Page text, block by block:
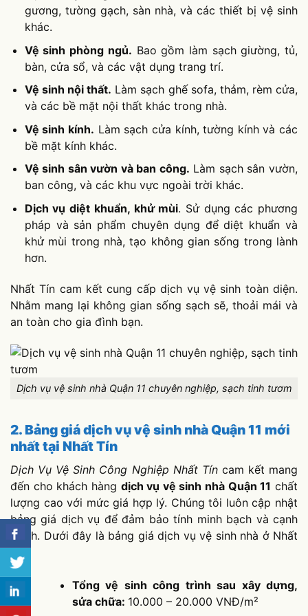
gương, tường gạch, sàn nhà, và các thiết bị vệ sinh
khác.
Vệ sinh phòng ngủ. Bao gồm làm sạch giường, tủ,
bàn, cửa sổ, và các vật dụng trang trí.
Vệ sinh nội thất. Làm sạch ghế sofa, thảm, rèm cửa,
và các bề mặt nội thất khác trong nhà.
Vệ sinh kính. Làm sạch cửa kính, tường kính và các
bề mặt kính khác.
Vệ sinh sân vườn và ban công. Làm sạch sân vườn,
ban công, và các khu vực ngoài trời khác.
Dịch vụ diệt khuẩn, khử mùi. Sử dụng các phương
pháp và sản phẩm chuyên dụng để diệt khuẩn và
khử mùi trong nhà, tạo không gian sống trong lành
hơn.
Nhất Tín cam kết cung cấp dịch vụ vệ sinh toàn diện.
Nhằm mang lại không gian sống sạch sẽ, thoải mái và
an toàn cho gia đình bạn.
Dịch vụ vệ sinh nhà Quận 11 chuyên nghiệp, sạch tinh tươm
2. Bảng giá dịch vụ vệ sinh nhà Quận 11 mới
nhất tại Nhất Tín
Dịch Vụ Vệ Sinh Công Nghiệp Nhất Tíncam kết mang
đến cho khách hàng dịch vụ vệ sinh nhà Quận 11 chất
lượng cao với mức giá hợp lý. Chúng tôi luôn cập nhật
bảng giá dịch vụ để đảm bảo tính minh bạch và cạnh
tranh. Dưới đây là bảng giá dịch vụ vệ sinh nhà ở Nhất
Tín:
Tổng vệ sinh công trình sau xây dựng,
sửa chữa: 10.000 – 20.000 VNĐ/m²